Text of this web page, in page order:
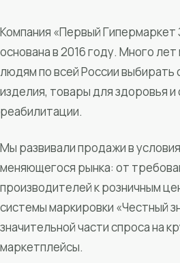
Компания «Первый Гипермаркет
основана в 2016 году. Много
людям по всей России выбирать
изделия, товары для здоровья и
реабилитации.
Мы развивали продажи в
меняющегося рынка: от
производителей к розничным
системы маркировки «Честный
значительной части спроса на
маркетплейсы.